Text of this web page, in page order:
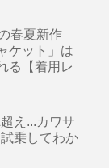
春夏新作
ケット」は
る【着用レ
え...カワサ
乗してわか